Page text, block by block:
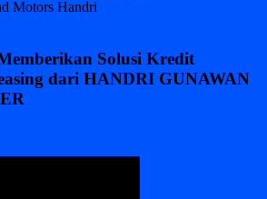
Motors Handri
Solusi Kredit
dari HANDRI GUNAWAN